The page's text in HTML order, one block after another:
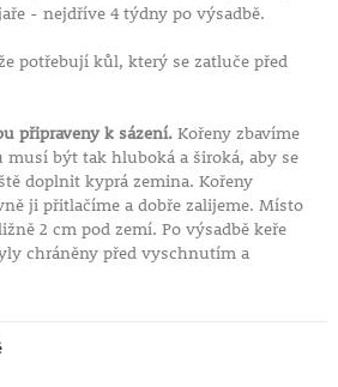
- nejdříve 4 týdny po výsadbě.
potřebují kůl, který se zatluče před
připraveny k sázení.Kořeny zbavíme
musí být tak hluboká a široká, aby se
doplnit kyprá zemina. Kořeny
ji přitlačíme a dobře zalijeme. Místo
2 cm pod zemí. Po výsadbě keře
chráněny před vyschnutím a